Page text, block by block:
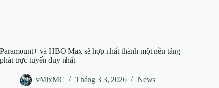
Paramount+ và HBO Max sẽ hợp nhất thành một nền tảng
phát trực tuyến duy nhất
vMixMC Tháng 3 3, 2026 News